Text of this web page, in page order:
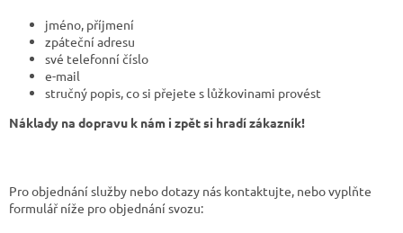
jméno, příjmení
zpáteční adresu
své telefonní číslo
e-mail
stručný popis, co si přejete s lůžkovinami provést
Náklady na dopravu k nám i zpět si hradí zákazník!
Pro objednání služby nebo dotazy nás kontaktujte, nebo vyplňte
formulář níže pro objednání svozu: